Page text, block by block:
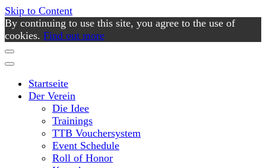
Skip to Content
By continuing to use this site, you agree to the use of
cookies. Find out more
Startseite
Der Verein
Die Idee
Trainings
TTB Vouchersystem
Event Schedule
Roll of Honor